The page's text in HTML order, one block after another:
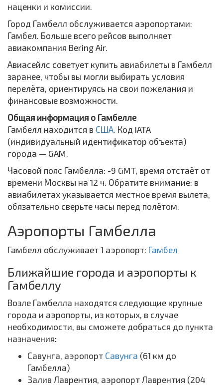
наценки и комиссии.
Город Гамбелл обслуживается аэропортами:
Гамбел. Больше всего рейсов выполняет
авиакомпания Bering Air.
Авиасейлс советует купить авиабилеты в Гамбелл
заранее, чтобы вы могли выбирать условия
перелёта, ориентируясь на свои пожелания и
финансовые возможности.
Общая информация о Гамбелле
Гамбелл находится в США. Код IATA
(индивидуальный идентификатор объекта)
города — GAM.
Часовой пояс Гамбелла: -9 GMT, время отстаёт от
времени Москвы на 12 ч. Обратите внимание: в
авиабилетах указывается местное время вылета,
обязательно сверьте часы перед полётом.
Аэропорты Гамбелла
Гамбелл обслуживает 1 аэропорт: Гамбел
Ближайшие города и аэропорты к
Гамбеллу
Возле Гамбелла находятся следующие крупные
города и аэропорты, из которых, в случае
необходимости, вы сможете добраться до пункта
назначения:
Савунга, аэропорт Савунга (61 км до
Гамбелла)
Залив Лаврентия, аэропорт Лаврентия (204